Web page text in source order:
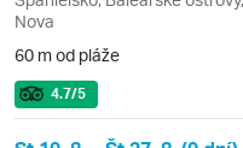
Nova
60 m od pláže
4.7/5